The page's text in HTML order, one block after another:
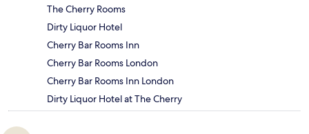
The Cherry Rooms
Dirty Liquor Hotel
Cherry Bar Rooms Inn
Cherry Bar Rooms London
Cherry Bar Rooms Inn London
Dirty Liquor Hotel at The Cherry